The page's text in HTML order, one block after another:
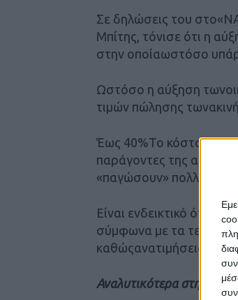
Σε δηλώσεις του
Μπίτης, τόνισε ότι η
στην οποίαωστόσο
Ωστόσο η αύξηση
τιμών πώλησης
Έως 40%Το κόστος
παράγοντες της αγοράς,
«παγώσουν» πολλά από
Είναι ενδεικτικό ότι η
σύμφωνα με τα
καθώςανατιμήσεις
Αναλυτικότερα στην